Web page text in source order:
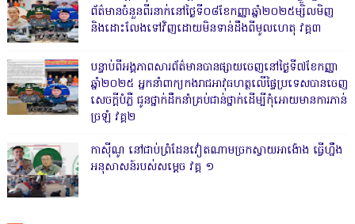
ព័ត៌មានចំនួនពីរនាក់នៅថ្ងៃទី០៨ខែកញ្ញាឆ្នាំ២០២៥ម្សិលមិញ
និងដោះលែងទៅវិញដោយមិនទាន់ដឹងពីមូលហេតុ វគ្គ៣
បន្ទាប់ពីអង្គភាពសារព័ត៌មានបានផ្សាយចេញនៅថ្ងៃទី៧ខែកញ្ញា
ឆ្នាំ២០២៥ អ្នកនាំពាក្យកងរាជអាវុធហត្ថលើផ្ទៃប្រទេសបានចេញ
សេចក្តីបំភ្លឺ ជូនថ្នាក់ដឹកនាំគ្រប់ជាន់ថ្នាក់ដើម្បីកុំអោយមានការភាន់
ច្រឡំ វគ្គ២
កាសុីណូ នៅជាប់ព្រំដែនវៀតណាមច្រកស្វាយអាង៉ោង ធ្វើហ្នឹង
អនុសាសន៍របស់សម្ដេច វគ្គ ១